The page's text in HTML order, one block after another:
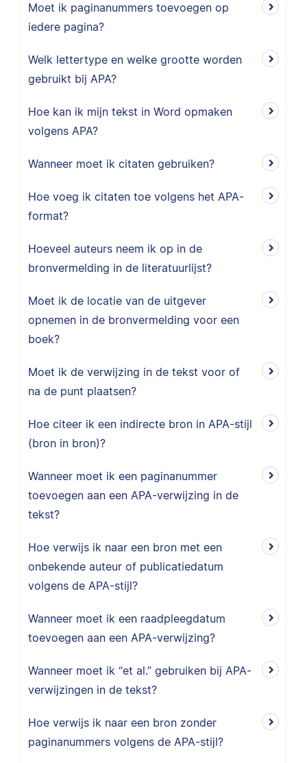
Moet ik paginanummers toevoegen op
iedere pagina?
Welk lettertype en welke grootte worden
gebruikt bij APA?
Hoe kan ik mijn tekst in Word opmaken
volgens APA?
Wanneer moet ik citaten gebruiken?
Hoe voeg ik citaten toe volgens het APA-
format?
Hoeveel auteurs neem ik op in de
bronvermelding in de literatuurlijst?
Moet ik de locatie van de uitgever
opnemen in de bronvermelding voor een
boek?
Moet ik de verwijzing in de tekst voor of
na de punt plaatsen?
Hoe citeer ik een indirecte bron in APA-stijl
(bron in bron)?
Wanneer moet ik een paginanummer
toevoegen aan een APA-verwijzing in de
tekst?
Hoe verwijs ik naar een bron met een
onbekende auteur of publicatiedatum
volgens de APA-stijl?
Wanneer moet ik een raadpleegdatum
toevoegen aan een APA-verwijzing?
Wanneer moet ik “et al.” gebruiken bij APA-
verwijzingen in de tekst?
Hoe verwijs ik naar een bron zonder
paginanummers volgens de APA-stijl?